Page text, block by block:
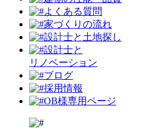
よくある質問
家づくりの流れ
設計⼠と⼟地探し
設計士と
リノベーション
ブログ
採用情報
OB様専用ページ